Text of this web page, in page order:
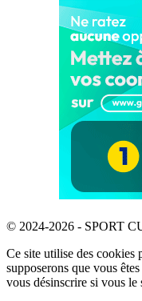
© 2024-2026 - SPORT
Ce site utilise des cookies
supposerons que vous
vous désinscrire si vous le